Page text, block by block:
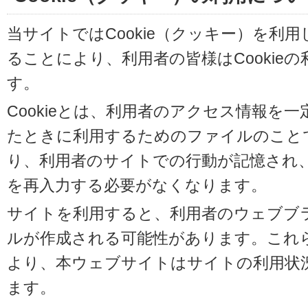
当サイトではCookie（クッキー）を利
ることにより、利用者の皆様はCookie
す。
Cookieとは、利用者のアクセス情報を
たときに利用するためのファイルのこ
り、利用者のサイトでの行動が記憶さ
を再入力する必要がなくなります。
サイトを利用すると、利用者のウェブ
ルが作成される可能性があります。こ
より、本ウェブサイトはサイトの利用
ます。